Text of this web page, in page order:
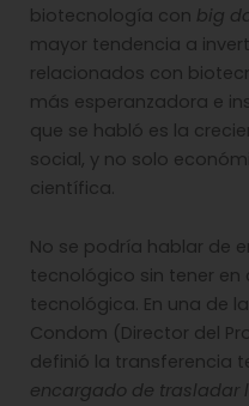
biotecnología con big
mayor tendencia a
relacionados con
más esperanzadora e
que se habló es la
social, y no solo
científica.
No se podría hablar de
tecnológico sin tener
tecnológica. En una de
Condom (Director del
definió la transferencia
encargado de trasladar